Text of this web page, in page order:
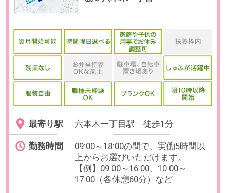
最寄り駅 木場(東京都)駅 徒歩6分 / 門前
仲町駅 徒歩11分 / 清澄白河
駅 徒歩20分
勤務時間
お選びいただけます
【例】10:00～17:00、9:00～
16:00（各休憩60分）など
週5日（月～金）
※事前のお休み相談も柔軟に可能！